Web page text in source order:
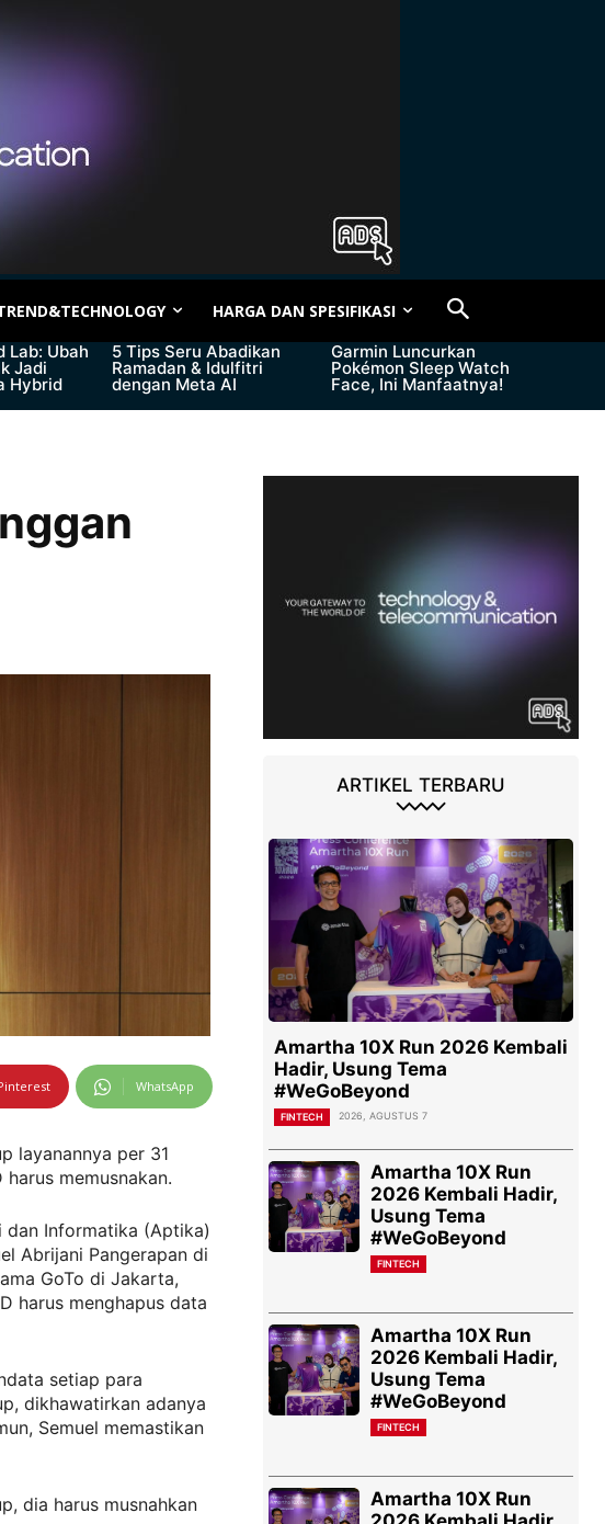
HARGA DAN SPESIFIKASI
Lab: Ubah
Jadi
Hybrid
5 Tips Seru Abadikan
Ramadan & Idulfitri
dengan Meta AI
Garmin Luncurkan
Pokémon Sleep Watch
Face, Ini Manfaatnya!
WhatsApp
layanannya per 31
memusnakan.
dan Informatika (Aptika)
Abrijani Pangerapan di
GoTo di Jakarta,
harus menghapus data
setiap para
dikhawatirkan adanya
Semuel memastikan
dia harus musnahkan
ARTIKEL TERBARU
Amartha 10X Run 2026 Kembali
Hadir, Usung Tema
#WeGoBeyond
FINTECH 2026, AGUSTUS 7
Amartha 10X Run
2026 Kembali Hadir,
Usung Tema
#WeGoBeyond
FINTECH
Amartha 10X Run
2026 Kembali Hadir,
Usung Tema
#WeGoBeyond
FINTECH
Amartha 10X Run